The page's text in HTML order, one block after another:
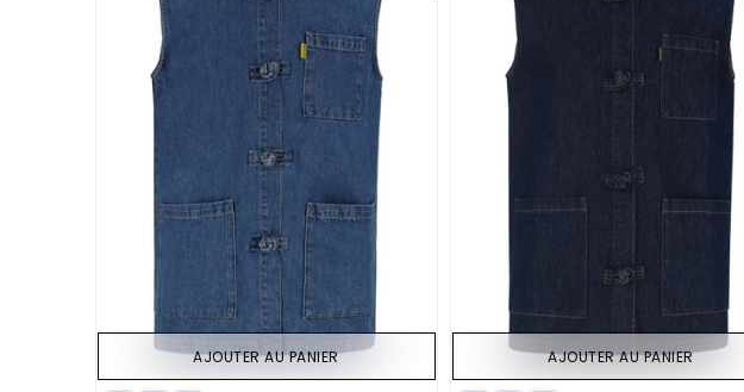
AJOUTER AU PANIER AJOUTER AU PANIER